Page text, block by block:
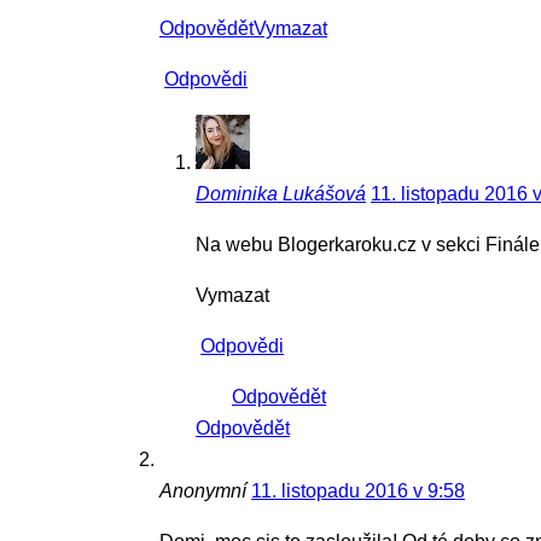
OdpovědětVymazat
Odpovědi
Dominika Lukášová 11. listopadu 2016
Na webu Blogerkaroku.cz v sekci Finále
Vymazat
Odpovědi
Odpovědět
Odpovědět
Anonymní 11. listopadu 2016 v 9:58